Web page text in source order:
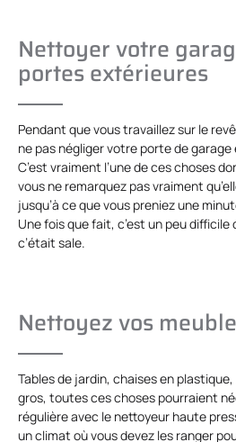
Nettoyer votre
portes extérieures
Pendant que vous travaillez sur le
ne pas négliger votre porte de
C’est vraiment l’une de ces choses
vous ne remarquez pas vraiment
jusqu’à ce que vous preniez une
Une fois que fait, c’est un peu difficile
c’était sale.
Nettoyez vos
Tables de jardin, chaises en
gros, toutes ces choses pourraient
régulière avec le nettoyeur haute
un climat où vous devez les ranger